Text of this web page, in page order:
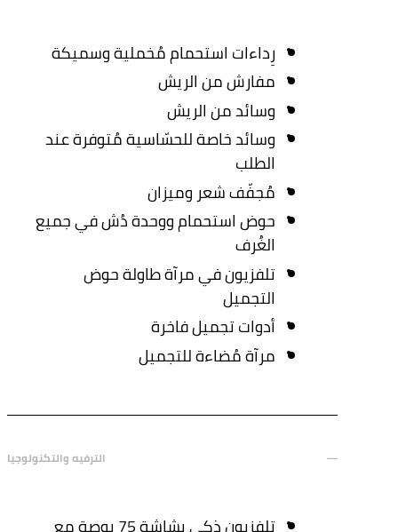
رِداءات استحمام مُخملية وسميكة
مفارش من الريش
وسائد من الريش
وسائد خاصة للحسّاسية مُتوفرة عند
الطلب
مُجفّف شعر وميزان
حوض استحمام ووحدة دُش في جميع
الغُرف
تلفزيون في مرآة طاولة حوض
التجميل
أدوات تجميل فاخرة
مرآة مُضاءة للتجميل
الترفيه والتكنولوجيا